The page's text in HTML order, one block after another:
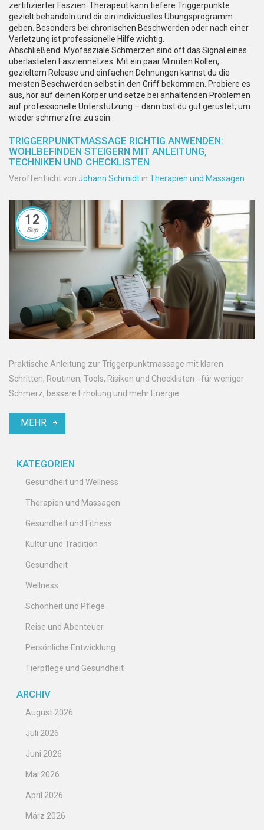
zertifizierter Faszien‑Therapeut kann tiefere Triggerpunkte
gezielt behandeln und dir ein individuelles Übungsprogramm
geben. Besonders bei chronischen Beschwerden oder nach einer
Verletzung ist professionelle Hilfe wichtig.
Abschließend: Myofasziale Schmerzen sind oft das Signal eines
überlasteten Fasziennetzes. Mit ein paar Minuten Rollen,
gezieltem Release und einfachen Dehnungen kannst du die
meisten Beschwerden selbst in den Griff bekommen. Probiere es
aus, hör auf deinen Körper und setze bei anhaltenden Problemen
auf professionelle Unterstützung – dann bist du gut gerüstet, um
wieder schmerzfrei zu sein.
TRIGGERPUNKTMASSAGE RICHTIG ANWENDEN:
WOHLBEFINDEN STEIGERN MIT ANLEITUNG,
TECHNIKEN UND CHECKLISTEN
Veröffentlicht von Johann Schmidt in Therapien und Massagen
12
Sep
Praktische Anleitung zur Triggerpunktmassage mit klaren
Schritten, Routinen, Tools, Risiken und Checklisten - für weniger
Schmerz, bessere Erholung und mehr Energie.
MEHR
KATEGORIEN
Gesundheit und Wellness
Therapien und Massagen
Gesundheit und Fitness
Kultur und Tradition
Gesundheit
Wellness
Schönheit und Pflege
Reise und Abenteuer
Persönliche Entwicklung
Tierpflege und Gesundheit
ARCHIV
August 2026
Juli 2026
Juni 2026
Mai 2026
April 2026
März 2026